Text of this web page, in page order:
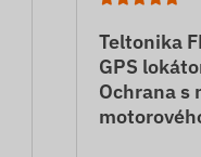
Teltonika
GPS
Ochrana s